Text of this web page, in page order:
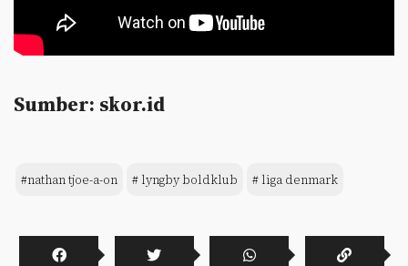
Sumber: skor.id
#nathan tjoe-a-on # lyngby boldklub # liga denmark